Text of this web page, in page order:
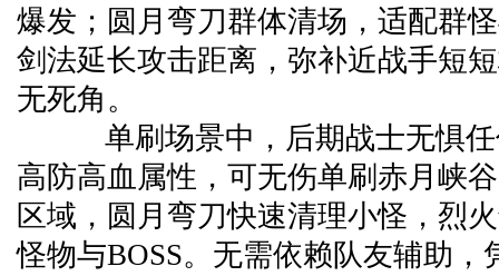
爆发；圆月弯刀群体清场，适配群
剑法延长攻击距离，弥补近战手短
无死角。
单刷场景中，后期战士无惧任
高防高血属性，可无伤单刷赤月峡
区域，圆月弯刀快速清理小怪，烈
怪物与BOSS。无需依赖队友辅助，